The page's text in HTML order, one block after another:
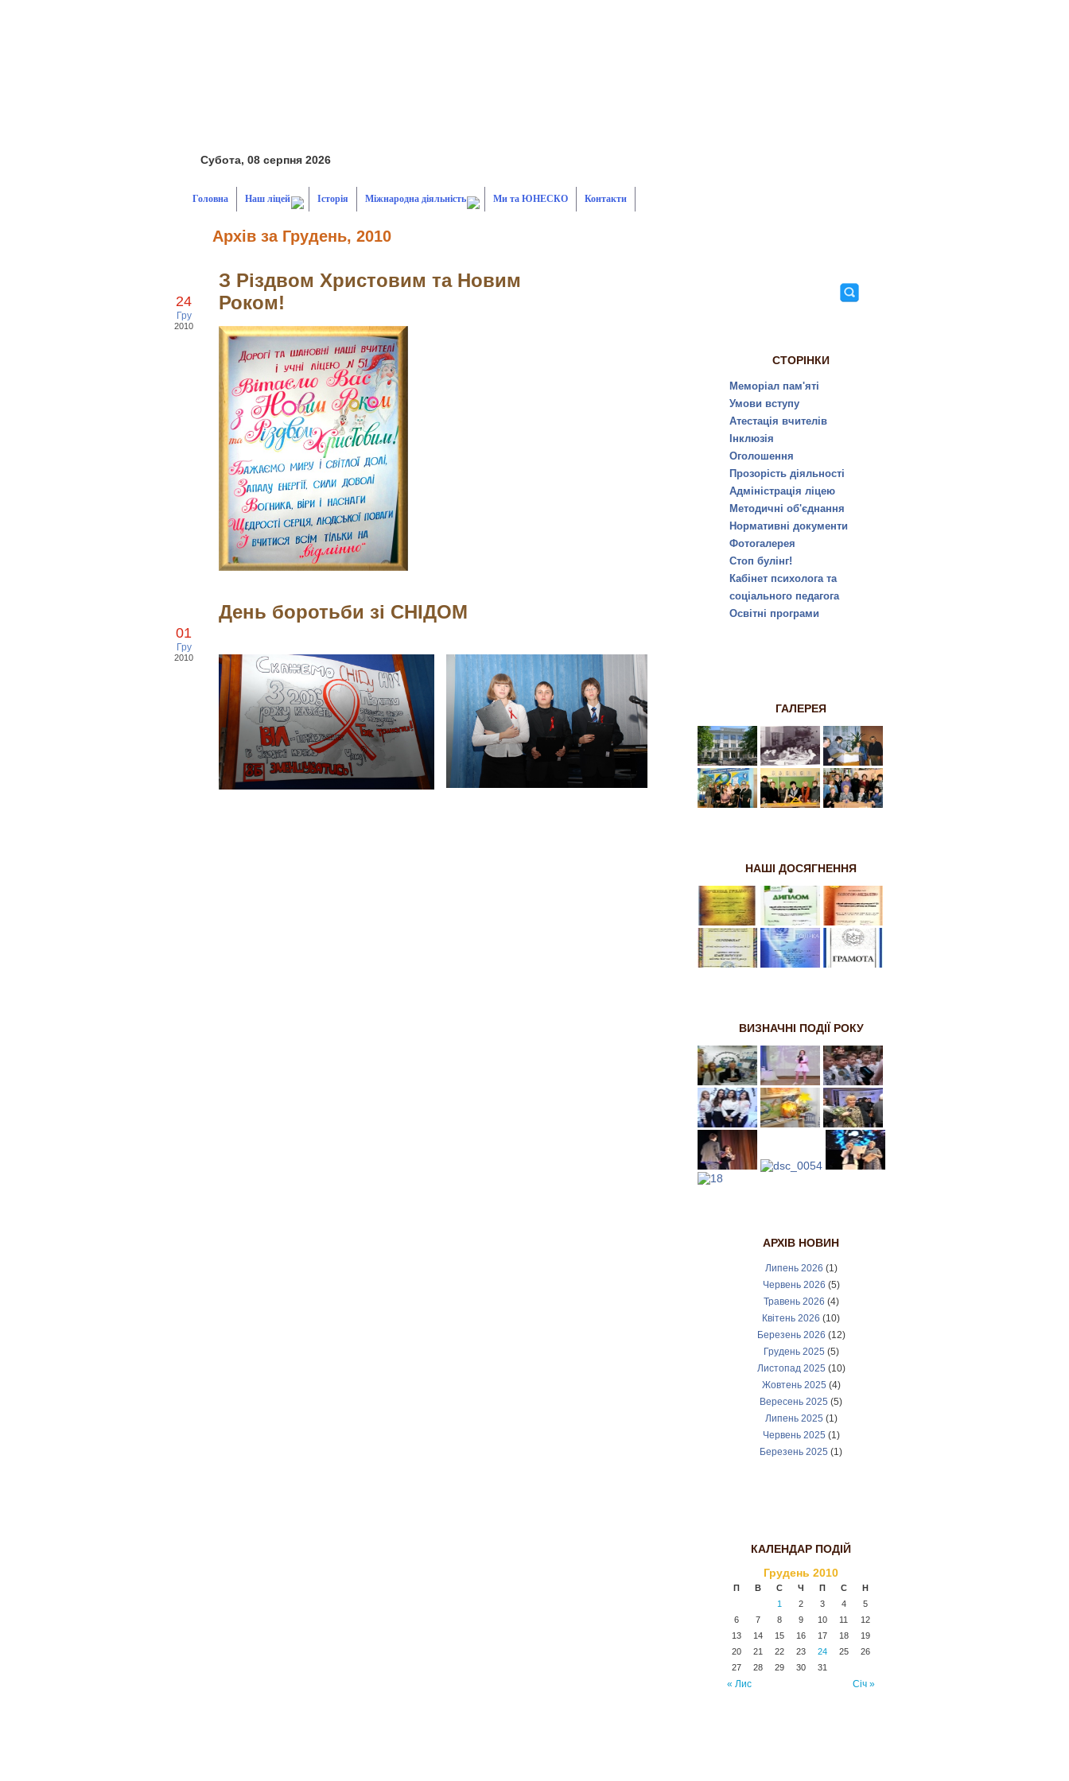
Субота, 08 серпня 2026
Головна Наш ліцей Історія Міжнародна діяльність Ми та ЮНЕСКО Контакти
Архів за Грудень, 2010
24
Гру
2010
З Різдвом Христовим та Новим
Роком!
01
Гру
2010
День боротьби зі СНІДОМ
СТОРІНКИ
Меморіал пам'яті
Умови вступу
Атестація вчителів
Інклюзія
Оголошення
Прозорість діяльності
Адміністрація ліцею
Методичні об'єднання
Нормативні документи
Фотогалерея
Стоп булінг!
Кабінет психолога та
соціального педагога
Освітні програми
ГАЛЕРЕЯ
НАШІ ДОСЯГНЕННЯ
ВИЗНАЧНІ ПОДІЇ РОКУ
АРХІВ НОВИН
Липень 2026 (1)
Червень 2026 (5)
Травень 2026 (4)
Квітень 2026 (10)
Березень 2026 (12)
Грудень 2025 (5)
Листопад 2025 (10)
Жовтень 2025 (4)
Вересень 2025 (5)
Липень 2025 (1)
Червень 2025 (1)
Березень 2025 (1)
КАЛЕНДАР ПОДІЙ
Грудень 2010
П В С Ч П С Н
« Лис Січ »
1 2 3 4
5
6
7 8 9 10 11
12
13
14 15 16 17 18
19
20
21 22 23 24 25
26
27
28 29 30 31